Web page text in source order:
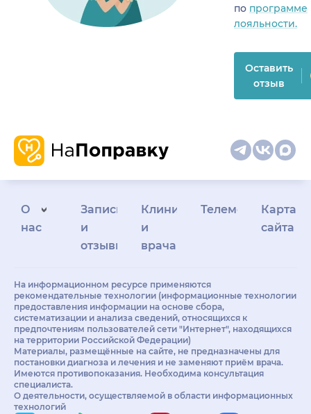
по программе
лояльности.
Оставить
отзыв
О
нас
Запись
и
отзывы
Клиникам
и
врачам
Телемедицина
Карта
сайта
На информационном ресурсе применяются
рекомендательные технологии (информационные технологии
предоставления информации на основе сбора,
систематизации и анализа сведений, относящихся к
предпочтениям пользователей сети "Интернет", находящихся
на территории Российской Федерации)
Материалы, размещённые на сайте, не предназначены для
постановки диагноза и лечения и не заменяют приём врача.
Имеются противопоказания. Необходима консультация
специалиста.
О деятельности, осуществляемой в области информационных
технологий